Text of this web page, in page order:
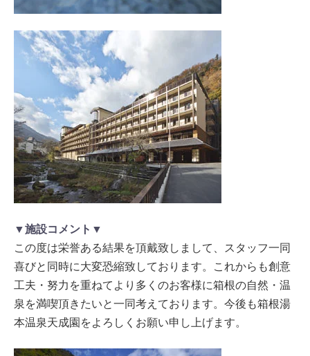
▼施設コメント▼
この度は栄誉ある結果を頂戴致しまして、スタッフ一同
喜びと同時に大変恐縮致しております。これからも創意
工夫・努力を重ねてより多くのお客様に箱根の自然・温
泉を満喫頂きたいと一同考えております。今後も箱根湯
本温泉天成園をよろしくお願い申し上げます。